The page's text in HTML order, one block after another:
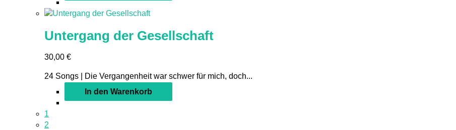
Untergang der Gesellschaft
30,00 €
24 Songs | Die Vergangenheit war schwer für mich, doch...
In den Warenkorb
1
2